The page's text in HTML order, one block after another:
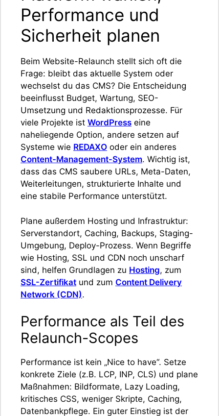
Performance und
Sicherheit planen
Beim Website-Relaunch stellt sich oft die
Frage: bleibt das aktuelle System oder
wechselst du das CMS? Die Entscheidung
beeinflusst Budget, Wartung, SEO-
Umsetzung und Redaktionsprozesse. Für
viele Projekte ist WordPress eine
naheliegende Option, andere setzen auf
Systeme wie REDAXO oder ein anderes
Content-Management-System. Wichtig ist,
dass das CMS saubere URLs, Meta-Daten,
Weiterleitungen, strukturierte Inhalte und
eine stabile Performance unterstützt.
Plane außerdem Hosting und Infrastruktur:
Serverstandort, Caching, Backups, Staging-
Umgebung, Deploy-Prozess. Wenn Begriffe
wie Hosting, SSL und CDN noch unscharf
sind, helfen Grundlagen zu Hosting, zum
SSL-Zertifikat und zum Content Delivery
Network (CDN).
Performance als Teil des
Relaunch-Scopes
Performance ist kein „Nice to have“. Setze
konkrete Ziele (z.B. LCP, INP, CLS) und plane
Maßnahmen: Bildformate, Lazy Loading,
kritisches CSS, weniger Skripte, Caching,
Datenbankpflege. Ein guter Einstieg ist der